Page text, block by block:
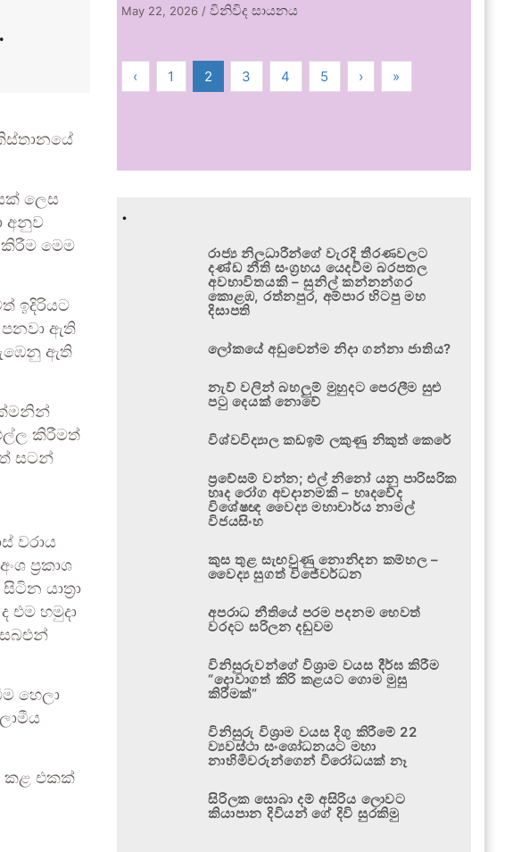
ලෙස
අනුව
මෙම
ඉදිරියට
පනවා ඇති
ඇති
කිරීමත්
සටන්
වරාය
ප්‍රකාශ
යාත්‍රා
එම හමුදා
හෙලා
කළ එකක්
May 22, 2026 /විනිවිද සායනය
‹ 1 2 3 4 5 › »
.
රාජ්‍ය නිලධාරීන්ගේ වැරදි තීරණවලට
දණ්ඩ නීති සංග්‍රහය යෙදවීම බරපතල
අවභාවිතයකි – සුනිල් කන්නන්ගර
කොළඹ, රත්නපුර, අම්පාර හිටපු මහ
දිසාපති
ලෝකයේ අඩුවෙන්ම නිදා ගන්නා ජාතිය?
නැව් වලින් බහලුම් මුහුදට පෙරලීම සුළු
පටු දෙයක් නොවේ
විශ්වවිද්‍යාල කඩඉම් ලකුණු නිකුත් කෙරේ
ප්‍රවේසම් වන්න; එල් නිනෝ යනු පාරිසරික
හෘද රෝග අවදානමකි – හෘදවේද
විශේෂඥ වෛද්‍ය මහාචාර්ය නාමල්
විජයසිංහ
කුස තුළ සැඟවුණු නොනිදන කම්හල –
වෛද්‍ය සුගත් විජේවර්ධන
අපරාධ නීතියේ පරම පදනම හෙවත්
වරදට සරිලන දඬුවම
විනිසුරුවන්ගේ විශ්‍රාම වයස දීර්ඝ කිරීම
“දොවාගත් කිරි කළයට ගොම මුසු
කිරීමක්”
විනිසුරු විශ්‍රාම වයස දිගු කිරීමේ 22
ව්‍යවස්ථා සංශෝධනයට මහා
නාහිමිවරුන්ගෙන් විරෝධයක් නෑ
සිරිලක සොබා දම් අසිරිය ලොවට
කියාපාන දිවියන් ගේ දිවි සුරකිමු